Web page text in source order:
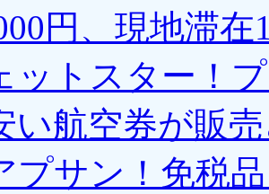
円、現地滞
ットスター！
い航空券が販
プサン！免税